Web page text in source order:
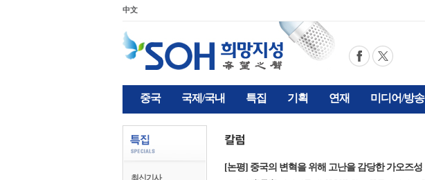
中文
중국 국제/국내 특집 기획 연재 미디어/방송
최신기사
[논평] 중국의 변혁을 위해 고난을 감당한 가오즈성